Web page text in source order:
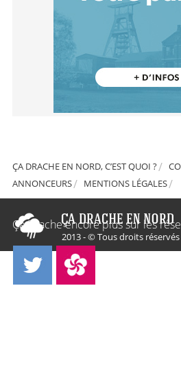
ÇA DRACHE EN NORD, C’EST QUOI ?
ANNONCEURS
MENTIONS LÉGALES
2013 - © Tous droits réservés
Ça Drache encore plus sur les